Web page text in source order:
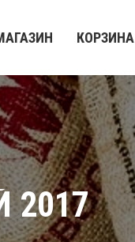
КОРЗИНА
2017